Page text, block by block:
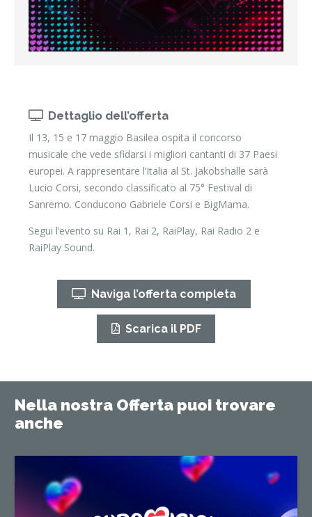
Dettaglio dell’offerta
Il 13, 15 e 17 maggio Basilea ospita il concorso
musicale che vede sfidarsi i migliori cantanti di 37 Paesi
europei. A rappresentare l’Italia al St. Jakobshalle sarà
Lucio Corsi, secondo classificato al 75° Festival di
Sanremo. Conducono Gabriele Corsi e BigMama.
Segui l’evento su Rai 1, Rai 2, RaiPlay, Rai Radio 2 e
RaiPlay Sound.
Naviga l’offerta completa
Scarica il PDF
Nella nostra Offerta puoi trovare
anche